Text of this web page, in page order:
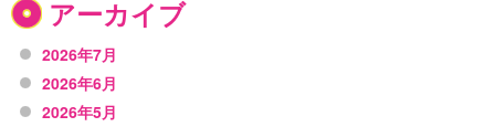
アーカイブ
2026年7月
2026年6月
2026年5月